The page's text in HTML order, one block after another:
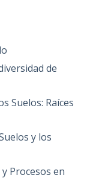
de
Suelos: Raíces
y los
Procesos en